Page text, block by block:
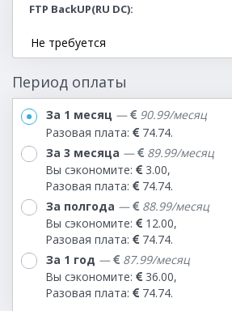
FTP BackUP(RU DC)
Не требуется
Период оплаты
За 1 месяц —
90.99/месяц
Разовая плата:
74.74.
За 3 месяца —
89.99/месяц
Вы сэкономите:
3.00,
Разовая плата:
74.74.
За полгода —
88.99/месяц
Вы сэкономите:
12.00,
Разовая плата:
74.74.
За 1 год —
87.99/месяц
Вы сэкономите:
36.00,
Разовая плата:
74.74.